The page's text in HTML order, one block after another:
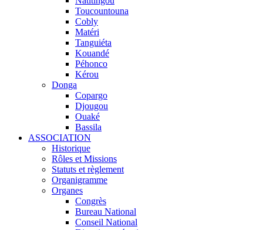
Toucountouna
Cobly
Matéri
Tanguiéta
Kouandé
Péhonco
Kérou
Donga
Copargo
Djougou
Ouaké
Bassila
ASSOCIATION
Historique
Rôles et Missions
Statuts et règlement
Organigramme
Organes
Congrès
Bureau National
Conseil National